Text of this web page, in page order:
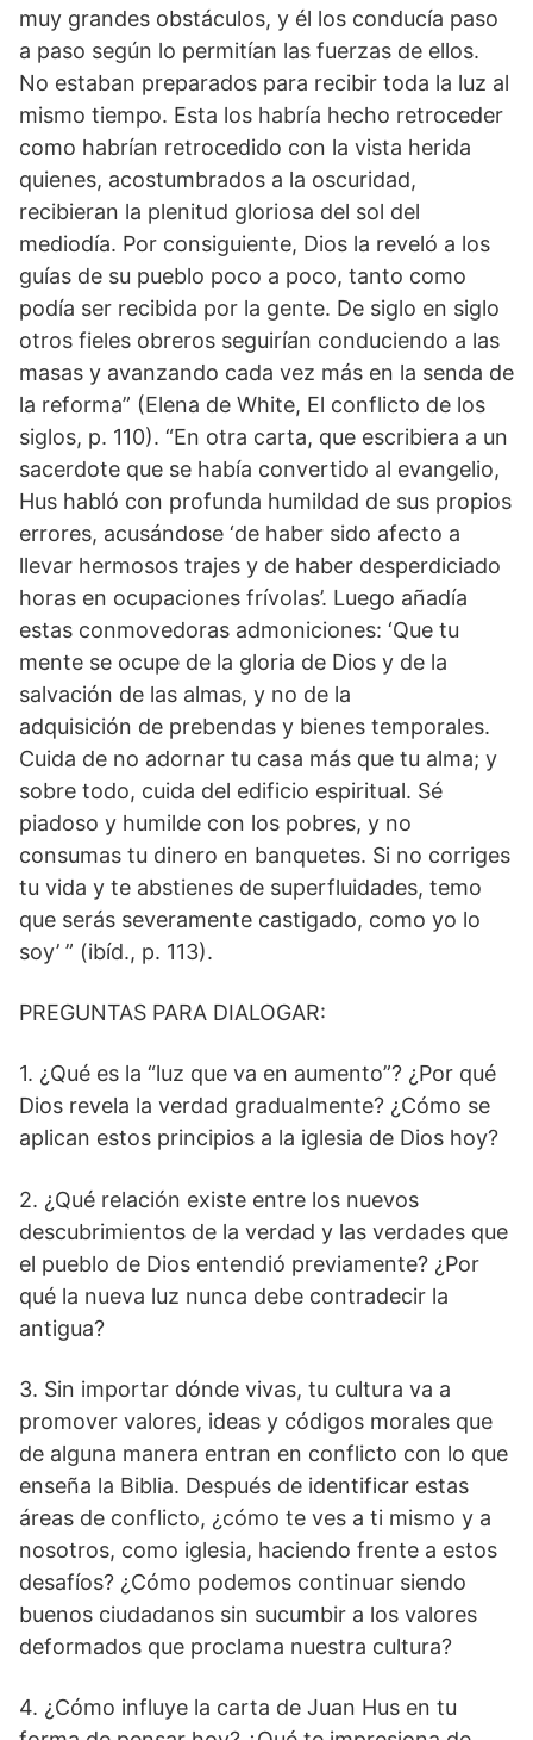
muy grandes obstáculos, y él los conducía paso
a paso según lo permitían las fuerzas de ellos.
No estaban preparados para recibir toda la luz al
mismo tiempo. Esta los habría hecho retroceder
como habrían retrocedido con la vista herida
quienes, acostumbrados a la oscuridad,
recibieran la plenitud gloriosa del sol del
mediodía. Por consiguiente, Dios la reveló a los
guías de su pueblo poco a poco, tanto como
podía ser recibida por la gente. De siglo en siglo
otros fieles obreros seguirían conduciendo a las
masas y avanzando cada vez más en la senda de
la reforma” (Elena de White, El conflicto de los
siglos, p. 110). “En otra carta, que escribiera a un
sacerdote que se había convertido al evangelio,
Hus habló con profunda humildad de sus propios
errores, acusándose ‘de haber sido afecto a
llevar hermosos trajes y de haber desperdiciado
horas en ocupaciones frívolas’. Luego añadía
estas conmovedoras admoniciones: ‘Que tu
mente se ocupe de la gloria de Dios y de la
salvación de las almas, y no de la
adquisición de prebendas y bienes temporales.
Cuida de no adornar tu casa más que tu alma; y
sobre todo, cuida del edificio espiritual. Sé
piadoso y humilde con los pobres, y no
consumas tu dinero en banquetes. Si no corriges
tu vida y te abstienes de superfluidades, temo
que serás severamente castigado, como yo lo
soy’ ” (ibíd., p. 113).
PREGUNTAS PARA DIALOGAR:
1. ¿Qué es la “luz que va en aumento”? ¿Por qué
Dios revela la verdad gradualmente? ¿Cómo se
aplican estos principios a la iglesia de Dios hoy?
2. ¿Qué relación existe entre los nuevos
descubrimientos de la verdad y las verdades que
el pueblo de Dios entendió previamente? ¿Por
qué la nueva luz nunca debe contradecir la
antigua?
3. Sin importar dónde vivas, tu cultura va a
promover valores, ideas y códigos morales que
de alguna manera entran en conflicto con lo que
enseña la Biblia. Después de identificar estas
áreas de conflicto, ¿cómo te ves a ti mismo y a
nosotros, como iglesia, haciendo frente a estos
desafíos? ¿Cómo podemos continuar siendo
buenos ciudadanos sin sucumbir a los valores
deformados que proclama nuestra cultura?
4. ¿Cómo influye la carta de Juan Hus en tu